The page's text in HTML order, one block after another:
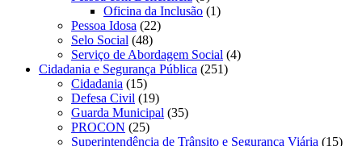
Oficina da Inclusão (1)
Pessoa Idosa (22)
Selo Social (48)
Serviço de Abordagem Social (4)
Cidadania e Segurança Pública (251)
Cidadania (15)
Defesa Civil (19)
Guarda Municipal (35)
PROCON (25)
Superintendência de Trânsito e Segurança Viária (15)